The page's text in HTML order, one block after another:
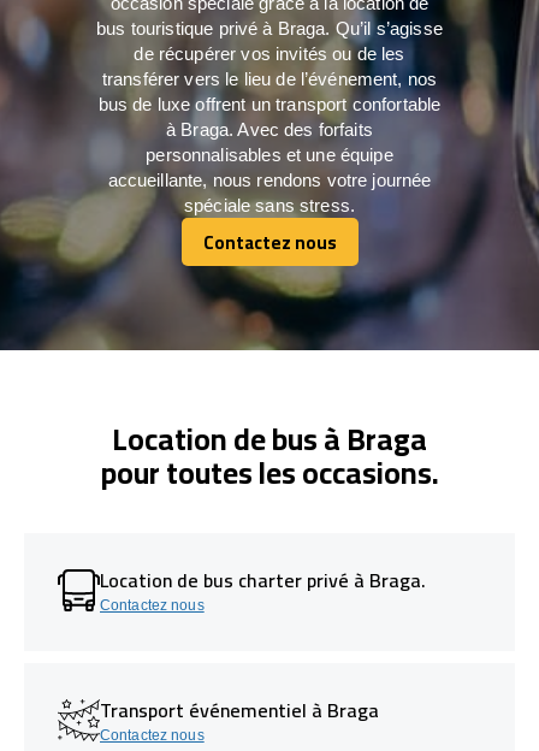
bus touristique privé à Braga. Qu’il s’agisse
de récupérer vos invités ou de les
transférer vers le lieu de l’événement, nos
bus de luxe offrent un transport confortable
à Braga. Avec des forfaits
personnalisables et une équipe
accueillante, nous rendons votre journée
spéciale sans stress.
Contactez nous
Contactez nous
Location de bus à Braga
pour toutes les occasions.
Location de bus charter privé à Braga.
Contactez nous
Transport événementiel à Braga
Contactez nous